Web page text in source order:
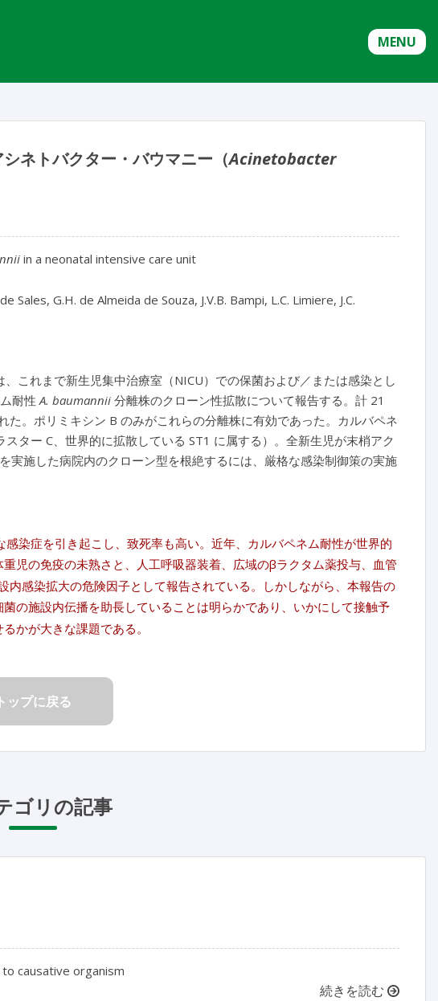
MENU
ネトバクター・バウマニー（Acinetobacter
in a neonatal intensive care unit
Sales, G.H. de Almeida de Souza, J.V.B. Bampi, L.C. Limiere, J.C.
、これまで新生児集中治療室（NICU）での保菌および／または感染とし
耐性A. baumannii 分離株のクローン性拡散について報告する。計 21
た。ポリミキシン B のみがこれらの分離株に有効であった。カルバペネ
ター C、世界的に拡散している ST1 に属する）。全新生児が末梢アク
実施した病院内のクローン型を根絶するには、厳格な感染制御策の実施
染症を引き起こし、致死率も高い。近年、カルバペネム耐性が世界的
児の免疫の未熟さと、人工呼吸器装着、広域のβラクタム薬投与、血管
内感染拡大の危険因子として報告されている。しかしながら、本報告の
の施設内伝播を助長していることは明らかであり、いかにして接触予
かが大きな課題である。
トップに戻る
ゴリの記事
causative organism
続きを読む